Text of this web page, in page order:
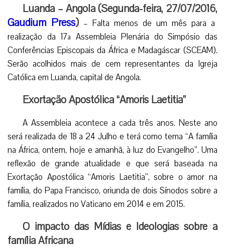
Luanda – Angola (Segunda-feira, 27/07/2016,
Gaudium Press) – Falta menos de um mês para a
realização da 17ª Assembleia Plenária do Simpósio das
Conferências Episcopais da África e Madagáscar (SCEAM).
Serão acolhidos mais de cem representantes da Igreja
Católica em Luanda, capital de Angola.
Exortação Apostólica “Amoris Laetitia”
A Assembleia acontece a cada três anos. Neste ano
será realizada de 18 a 24 Julho e terá como tema “A família
na África, ontem, hoje e amanhã, à luz do Evangelho”. Uma
reflexão de grande atualidade e que será baseada na
Exortação Apostólica “Amoris Laetitia”, sobre o amor na
família, do Papa Francisco, oriunda de dois Sínodos sobre a
família, realizados no Vaticano em 2014 e em 2015.
O impacto das Mídias e Ideologias sobre a
família Africana